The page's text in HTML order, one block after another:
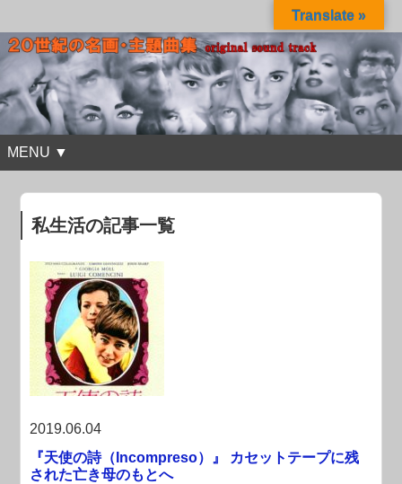
MENU ▼
私生活の記事一覧
2019.06.04
『天使の詩（Incompreso）』 カセットテープに残
された亡き母のもとへ
Translate »